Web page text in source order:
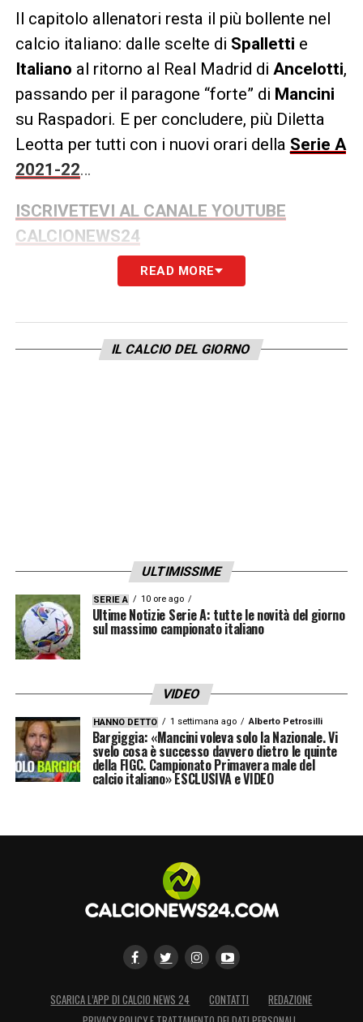
Il capitolo allenatori resta il più bollente nel
calcio italiano: dalle scelte di Spalletti e
Italiano al ritorno al Real Madrid di Ancelotti,
passando per il paragone “forte” di Mancini
su Raspadori. E per concludere, più Diletta
Leotta per tutti con i nuovi orari della Serie A
2021-22…
ISCRIVETEVI AL CANALE YOUTUBE
CALCIONEWS24
LA PLAYLIST DELLE NOSTRE TOP NEWS
READ MORE
IL CALCIO DEL GIORNO
ULTIMISSIME
SERIE A 10 ore ago
Ultime Notizie Serie A: tutte le novità del giorno
sul massimo campionato italiano
VIDEO
HANNO DETTO 1 settimana ago Alberto Petrosilli
Bargiggia: «Mancini voleva solo la Nazionale. Vi
svelo cosa è successo davvero dietro le quinte
della FIGC. Campionato Primavera male del
calcio italiano» ESCLUSIVA e VIDEO
SCARICA L’APP DI CALCIO NEWS 24 CONTATTI
REDAZIONE